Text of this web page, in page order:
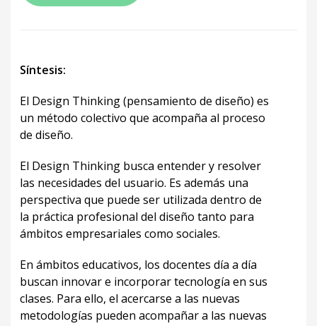
Síntesis:
El Design Thinking (pensamiento de diseño) es
un método colectivo que acompaña al proceso
de diseño.
El Design Thinking busca entender y resolver
las necesidades del usuario. Es además una
perspectiva que puede ser utilizada dentro de
la práctica profesional del diseño tanto para
ámbitos empresariales como sociales.
En ámbitos educativos, los docentes día a día
buscan innovar e incorporar tecnología en sus
clases. Para ello, el acercarse a las nuevas
metodologías pueden acompañar a las nuevas